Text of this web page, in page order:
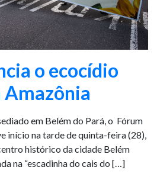
o ecocídio
Amazônia
em Belém do Pará, o Fórum
início na tarde de quinta-feira (28),
histórico da cidade Belém
na “escadinha do cais do […]